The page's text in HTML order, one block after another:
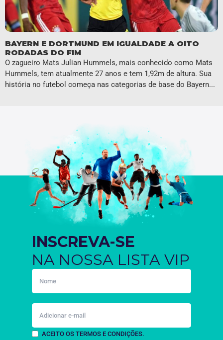
BAYERN E DORTMUND EM IGUALDADE A OITO
RODADAS DO FIM
O zagueiro Mats Julian Hummels, mais conhecido como Mats
Hummels, tem atualmente 27 anos e tem 1,92m de altura. Sua
história no futebol começa nas categorias de base do Bayern...
INSCREVA-SE
NA NOSSA LISTA VIP
ACEITO OS TERMOS E CONDIÇÕES.